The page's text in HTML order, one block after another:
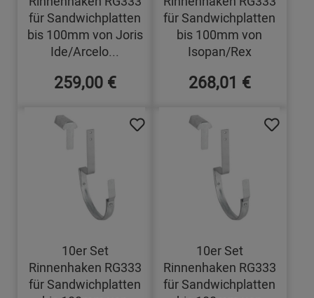
für Sandwichplatten
bis 100mm von Joris
Ide/Arcelo...
259,00 €
für Sandwichplatten
bis 100mm von
Isopan/Rex
268,01 €
10er Set
Rinnenhaken RG333
für Sandwichplatten
10er Set
Rinnenhaken RG333
für Sandwichplatten